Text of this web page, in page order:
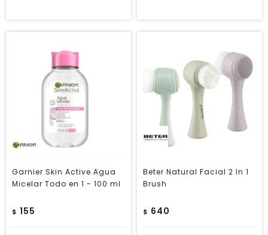
Garnier Skin Active Agua
Micelar Todo en 1 - 100 ml
$ 155
Beter Natural Facial 2 In 1
Brush
$ 640